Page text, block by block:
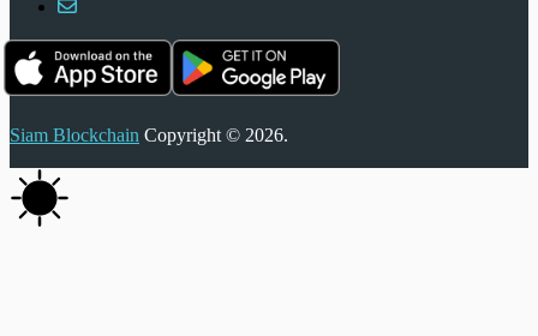
Siam Blockchain Copyright © 2026.